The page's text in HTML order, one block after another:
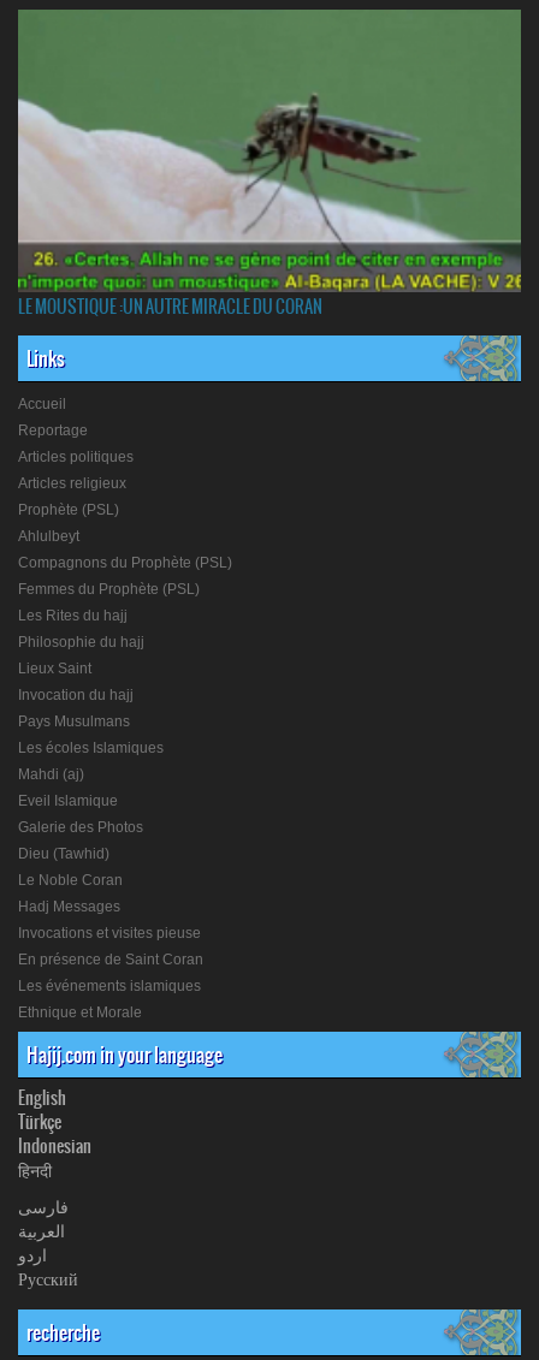
LE MOUSTIQUE :UN AUTRE MIRACLE DU CORAN
Links
Accueil
Reportage
Articles politiques
Articles religieux
Prophète (PSL)
Ahlulbeyt
Compagnons du Prophète (PSL)
Femmes du Prophète (PSL)
Les Rites du hajj
Philosophie du hajj
Lieux Saint
Invocation du hajj
Pays Musulmans
Les écoles Islamiques
Mahdi (aj)
Eveil Islamique
Galerie des Photos
Dieu (Tawhid)
Le Noble Coran
Hadj Messages
Invocations et visites pieuse
En présence de Saint Coran
Les événements islamiques
Ethnique et Morale
Hajij.com in your language
English
Türkçe
Indonesian
हिनदी
فارسی
العربیة
اردو
Русский
recherche